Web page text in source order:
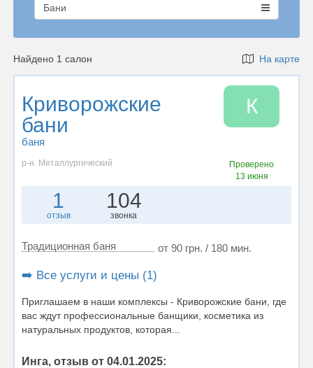
Бани
Найдено 1 салон На карте
Криворожские
бани
баня
К
р-н. Металлургический
Проверено
13 июня
1
отзыв
104
звонка
Традиционная баня от 90 грн. / 180 мин.
➡️ Все услуги и цены (1)
Приглашаем в наши комплексы - Криворожские бани, где
вас ждут профессиональные банщики, косметика из
натуральных продуктов, которая...
Инга, отзыв от 04.01.2025: